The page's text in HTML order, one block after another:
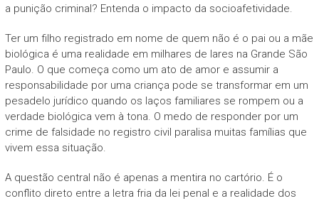
a punição criminal? Entenda o impacto da socioafetividade.
Ter um filho registrado em nome de quem não é o pai ou a mãe
biológica é uma realidade em milhares de lares na Grande São
Paulo. O que começa como um ato de amor e assumir a
responsabilidade por uma criança pode se transformar em um
pesadelo jurídico quando os laços familiares se rompem ou a
verdade biológica vem à tona. O medo de responder por um
crime de falsidade no registro civil paralisa muitas famílias que
vivem essa situação.
A questão central não é apenas a mentira no cartório. É o
conflito direto entre a letra fria da lei penal e a realidade dos